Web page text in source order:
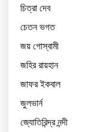
চিত্রা দেব
চেতন ভগত
জয় গোস্বামী
জহির রায়হান
জাফর ইকবাল
জুলভার্ন
জ্যোতিরিন্দ্র নন্দী